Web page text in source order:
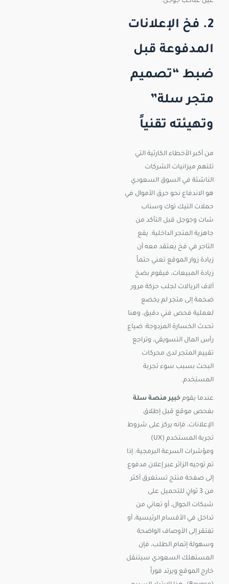
2. فخ الإعلانات
المدفوعة قبل
ضبط “تصميم
متجر سلة”
وتهيئته تقنياً
من أكبر الأخطاء الكارثية التي
تلتهم ميزانيات الشركات
الناشئة في السوق السعودي
هو الاندفاع نحو حرق الأموال في
حملات التيك توك وسناب
شات وجوجل قبل التأكد من
جاهزية المتجر الداخلية. يقع
التاجر في فخ يعتقد معه أن
زيادة زوار الموقع تعني حتماً
زيادة المبيعات، فيقوم بضخ
آلاف الريالات لجلب حركة مرور
ضخمة إلى متجر لم يخضع
لعملية فحص فني دقيق، وهنا
تحدث الخسارة المزدوجة: ضياع
رأس المال التسويقي، وتراجع
تقييم المتجر لدى محركات
البحث بسبب سوء تجربة
المستخدم.
عندما يقوم خبير منصة سلة
بفحص موقع قبل إطلاق
الإعلانات، فإنه يركز على شروط
تجربة المستخدم (UX)
ومؤشرات السرعة البرمجية. إذا
تم توجيه الزائر عبر إعلان مدفوع
إلى صفحة منتج تستغرق أكثر
من 3 ثوانٍ للتحميل على
شبكات الجوال، أو تعاني من
تداخل في الأقسام الرئيسية، أو
تفتقر إلى الأوصاف الواضحة
وسهولة إتمام الطلب، فإن
المستهلك السعودي سيتنقل
خارج الموقع ويرتد فوراً